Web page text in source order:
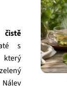
čistě
s